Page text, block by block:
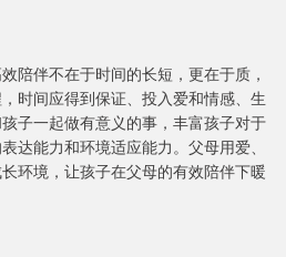
陪伴不在于时间的长短，更在于质，
时间应得到保证、投入爱和情感、生
子一起做有意义的事，丰富孩子对于
达能力和环境适应能力。父母用爱、
环境，让孩子在父母的有效陪伴下暖